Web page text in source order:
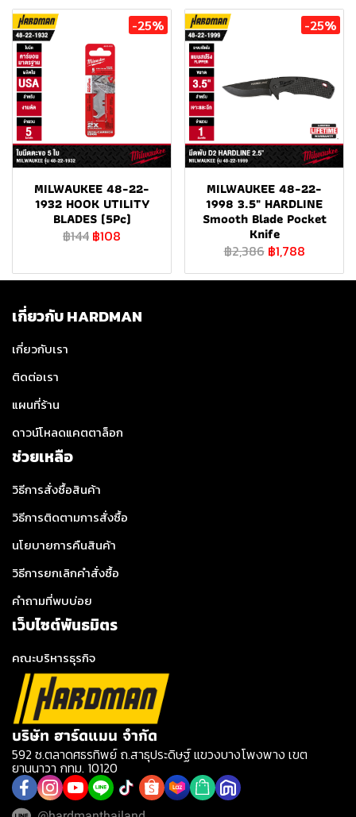
-25%
MILWAUKEE 48-22-
1932 HOOK UTILITY
BLADES (5Pc)
฿144 ฿108
-25%
MILWAUKEE 48-22-
1998 3.5" HARDLINE
Smooth Blade Pocket
Knife
฿2,386 ฿1,788
เกี่ยวกับ HARDMAN
เกี่ยวกับเรา
ติดต่อเรา
แผนที่ร้าน
ดาวน์โหลดแคตตาล็อก
ช่วยเหลือ
วิธีการสั่งซื้อสินค้า
วิธีการติดตามการสั่งซื้อ
นโยบายการคืนสินค้า
วิธีการยกเลิกคำสั่งซื้อ
คำถามที่พบบ่อย
เว็บไซต์พันธมิตร
คณะบริหารธุรกิจ
บริษัท ฮาร์ดแมน จำกัด
592 ซ.ตลาดศธรทิพย์ ถ.สาธุประดิษฐ์ แขวงบางโพงพาง เขต
ยานนาวา กทม. 10120